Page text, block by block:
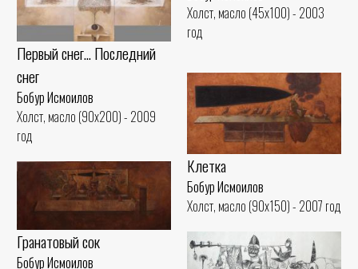
Холст, масло (45x100) - 2003
год
Первый снег... Последний
снег
Бобур Исмоилов
Холст, масло (90x200) - 2009
год
Клетка
Бобур Исмоилов
Холст, масло (90x150) - 2007 год
Гранатовый сок
Бобур Исмоилов